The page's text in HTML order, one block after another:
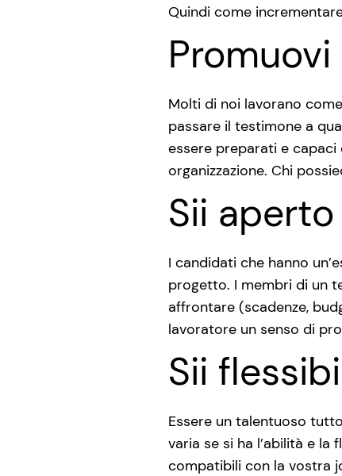
Quindi come
Molti di noi lavorano
passare il testimone a
essere preparati e capaci
organizzazione. Chi
Sii
I candidati che hanno
progetto. I membri di un
affrontare (scadenze,
lavoratore un senso di
Sii
Essere un talentuoso
varia se si ha l’abilità e
compatibili con la vostra